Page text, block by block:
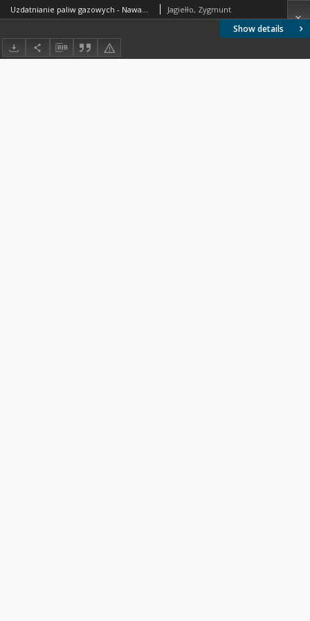
Show details
Uzdatnianie paliw gazowych - Nawanianie - Środki nawaniające - Wymagania i badania BN-74/0547-01 Arkusz 02 Jagiełło, Zygmunt